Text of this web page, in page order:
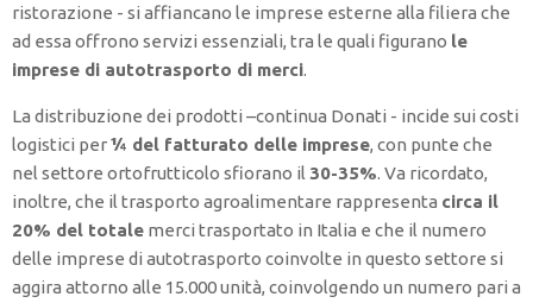
ristorazione - si affiancano le imprese esterne alla filiera che
ad essa offrono servizi essenziali, tra le quali figurano le
imprese di autotrasporto di merci.
La distribuzione dei prodotti –continua Donati - incide sui costi
logistici per¼ del fatturato delle imprese, con punte che
nel settore ortofrutticolo sfiorano il 30-35%. Va ricordato,
inoltre, che il trasporto agroalimentare rappresenta circa il
20% del totale merci trasportato in Italia e che il numero
delle imprese di autotrasporto coinvolte in questo settore si
aggira attorno alle 15.000 unità, coinvolgendo un numero pari a